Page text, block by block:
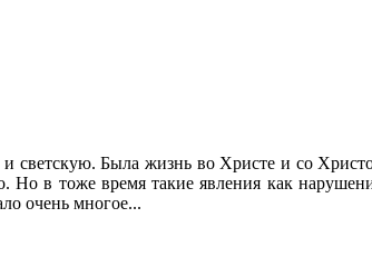
Была жизнь во Христе и со
в тоже время такие явления как
очень многое...